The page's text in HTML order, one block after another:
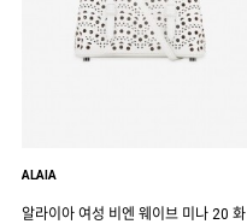
ALAIA
알라이아 여성 비엔 웨이브 미나 20 화